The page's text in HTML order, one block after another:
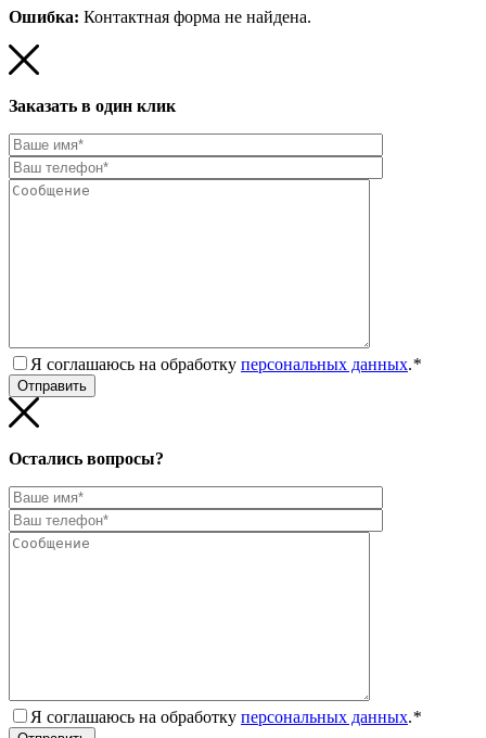
Ошибка: Контактная форма не найдена.
Заказать в один клик
Я соглашаюсь на обработку персональных данных.*
Остались вопросы?
Я соглашаюсь на обработку персональных данных.*